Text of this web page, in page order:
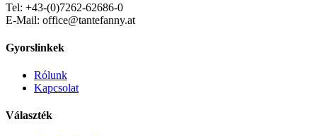
Tel: +43-(0)7262-62686-0
E-Mail: office@tantefanny.at
Gyorslinkek
Rólunk
Kapcsolat
Választék